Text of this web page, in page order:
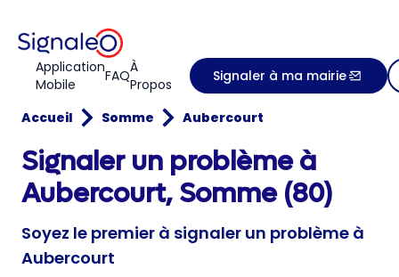
Application
Mobile
FAQÀ
Propos
Signaler à ma mairie
Accueil Somme Aubercourt
Signaler un problème à
Aubercourt, Somme (80)
Soyez le premier à signaler un problème à
Aubercourt